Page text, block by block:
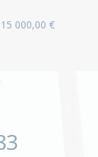
000,00 €